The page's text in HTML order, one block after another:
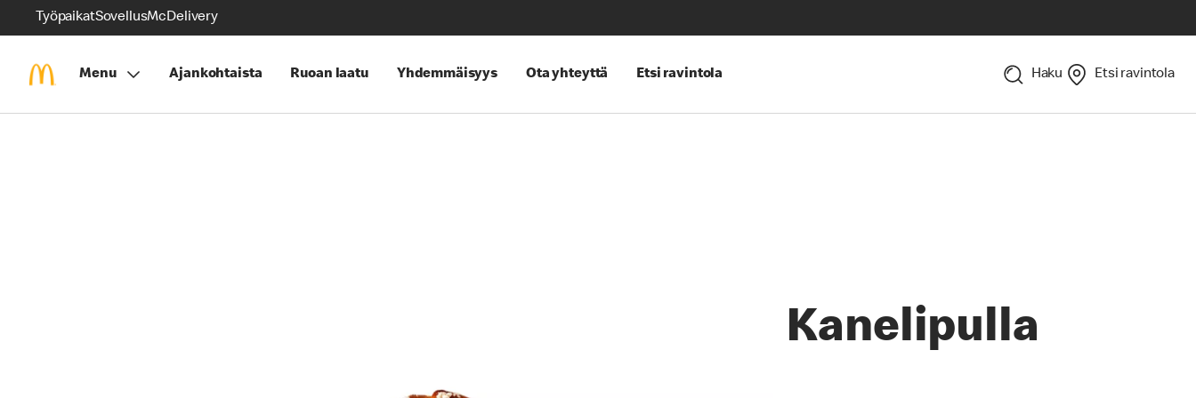
TyöpaikatSovellusMcDelivery
Menu Ajankohtaista Ruoan laatu Yhdemmäisyys Ota yhteyttä Etsi ravintola Haku Etsi ravintola
Kanelipulla